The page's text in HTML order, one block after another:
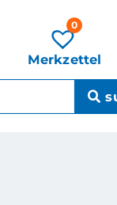
Merkzettel
0